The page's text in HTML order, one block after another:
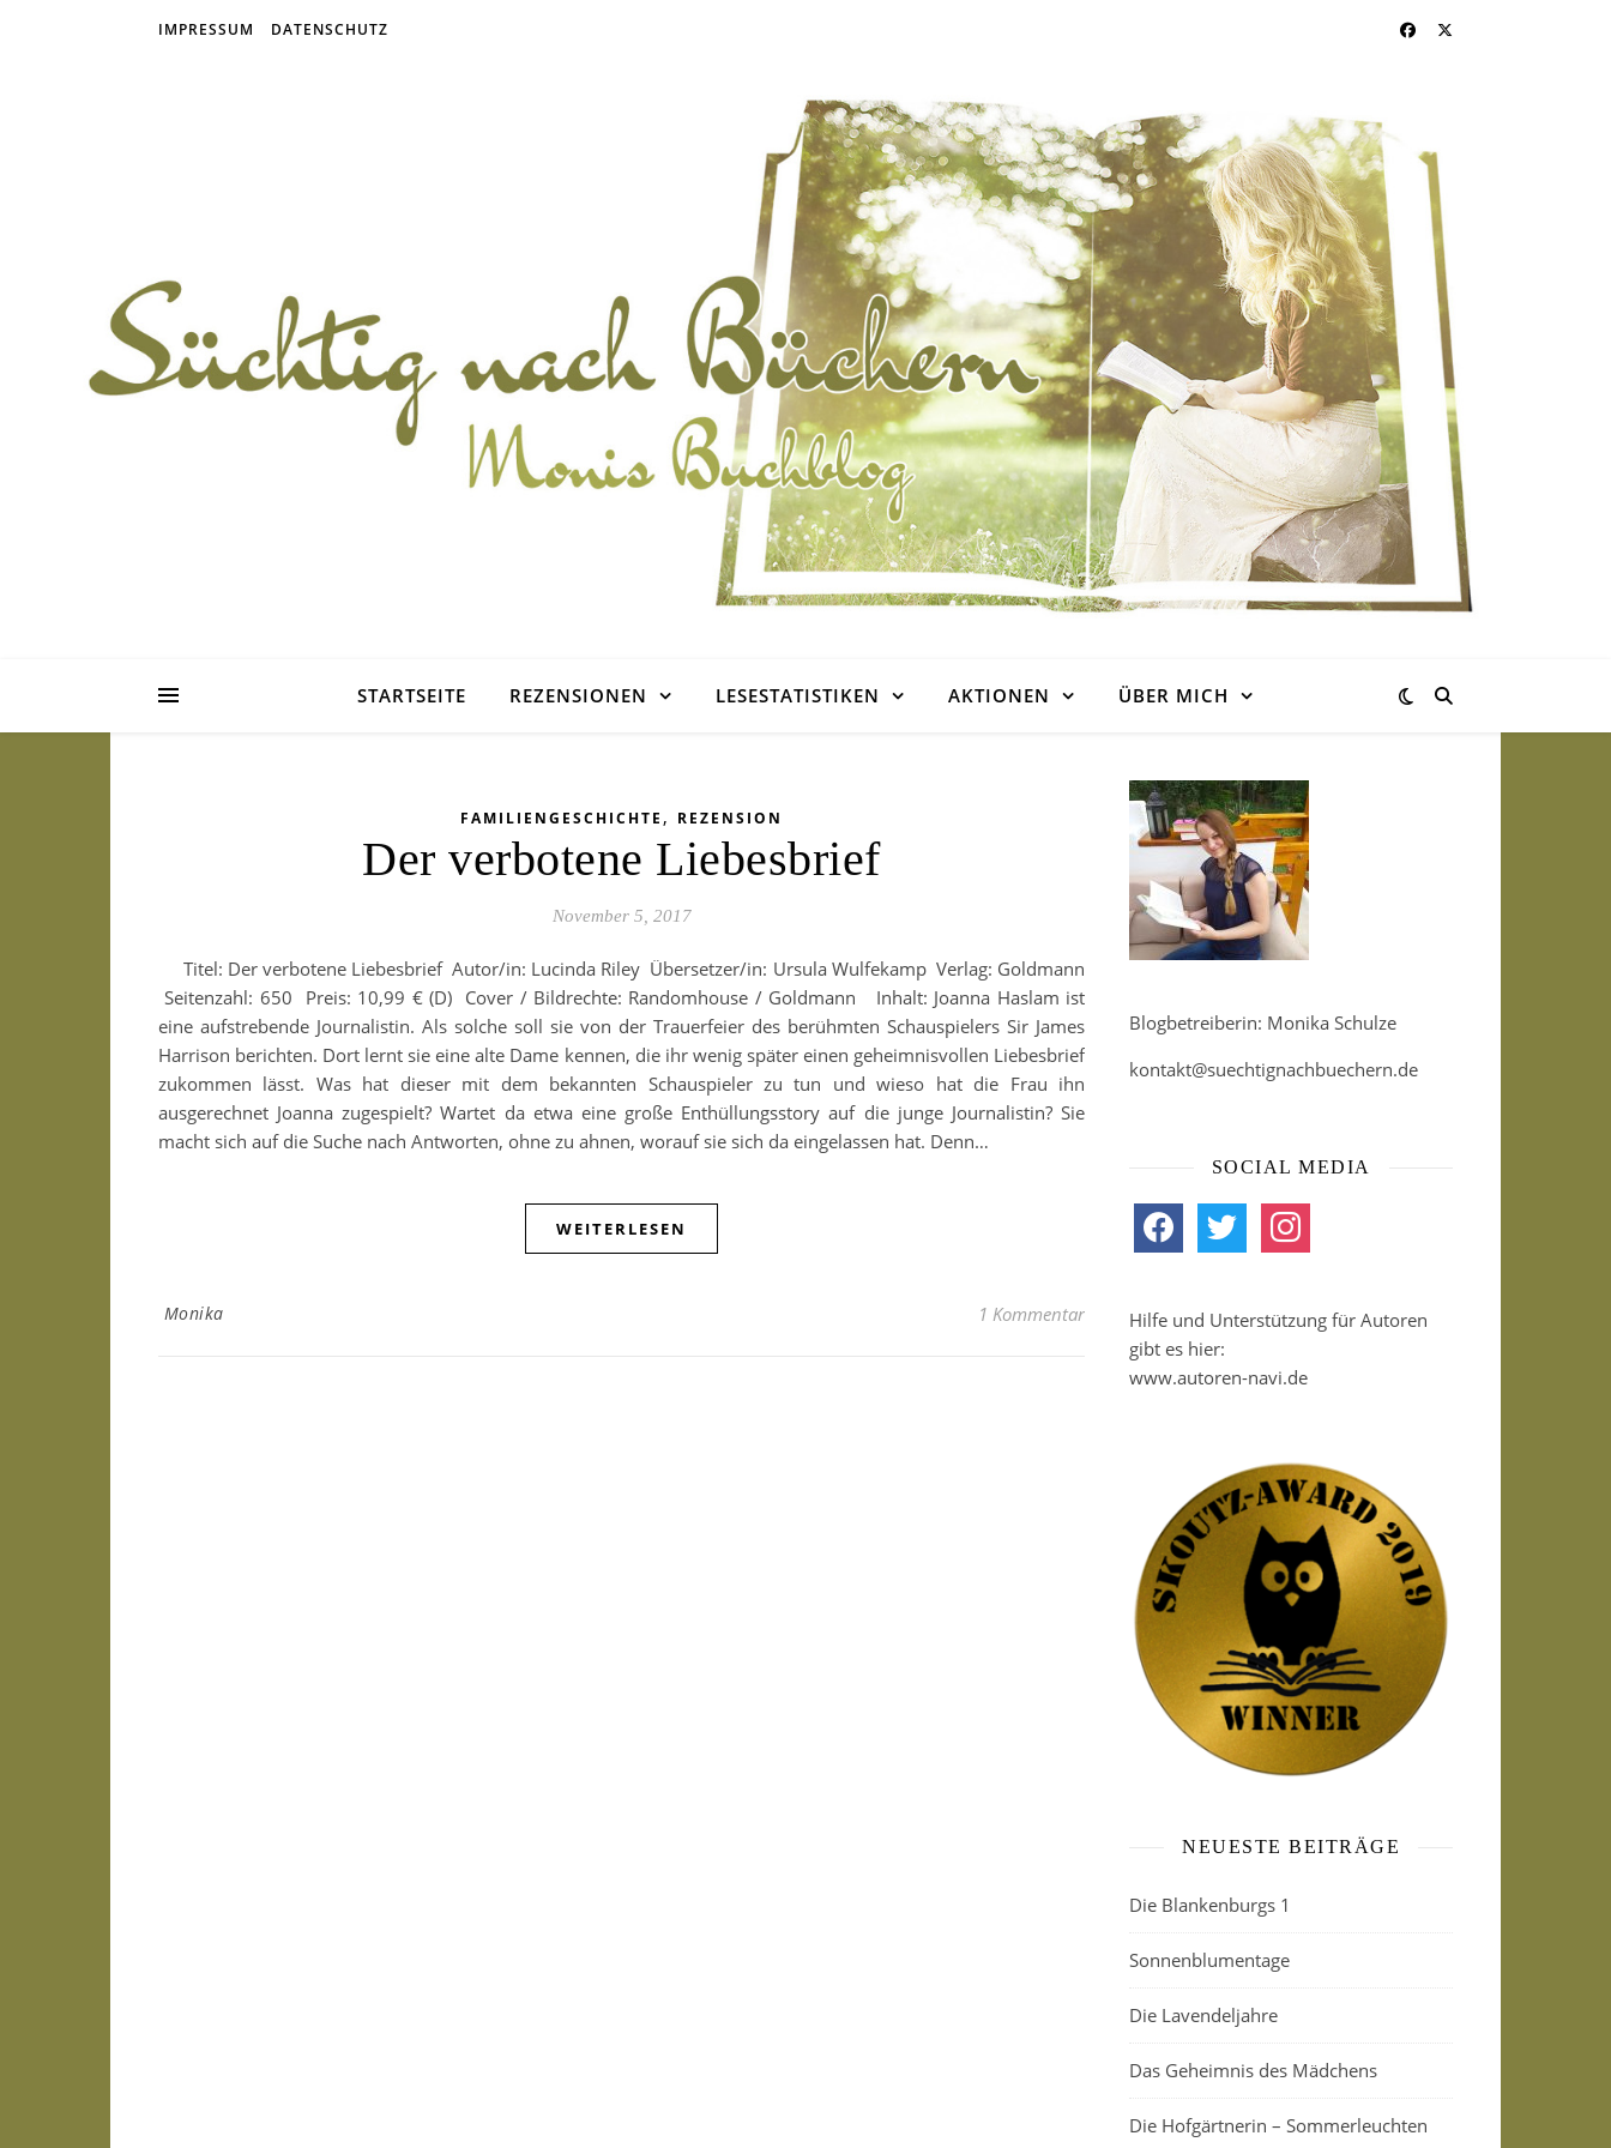
IMPRESSUM DATENSCHUTZ
STARTSEITE REZENSIONEN LESESTATISTIKEN AKTIONEN ÜBER MICH
FAMILIENGESCHICHTE , REZENSION
Der verbotene Liebesbrief
November 5, 2017
Titel: Der verbotene Liebesbrief Autor/in: Lucinda Riley Übersetzer/in: Ursula Wulfekamp Verlag: Goldmann
Seitenzahl: 650 Preis: 10,99 € (D) Cover / Bildrechte: Randomhouse / Goldmann Inhalt: Joanna Haslam ist
eine aufstrebende Journalistin. Als solche soll sie von der Trauerfeier des berühmten Schauspielers Sir James
Harrison berichten. Dort lernt sie eine alte Dame kennen, die ihr wenig später einen geheimnisvollen Liebesbrief
zukommen lässt. Was hat dieser mit dem bekannten Schauspieler zu tun und wieso hat die Frau ihn
ausgerechnet Joanna zugespielt? Wartet da etwa eine große Enthüllungsstory auf die junge Journalistin? Sie
macht sich auf die Suche nach Antworten, ohne zu ahnen, worauf sie sich da eingelassen hat. Denn…
WEITERLESEN
Monika 1 Kommentar
Blogbetreiberin: Monika Schulze
kontakt@suechtignachbuechern.de
SOCIAL MEDIA
facebook twitter instagram
Hilfe und Unterstützung für Autoren
gibt es hier:
www.autoren-navi.de
NEUESTE BEITRÄGE
Die Blankenburgs 1
Sonnenblumentage
Die Lavendeljahre
Das Geheimnis des Mädchens
Die Hofgärtnerin – Sommerleuchten